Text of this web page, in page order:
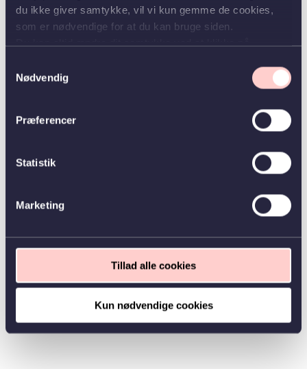
du ikke giver samtykke, vil vi kun gemme de cookies,
som er nødvendige for at du kan bruge siden.
Nødvendig
Præferencer
Statistik
Marketing
Tillad alle cookies
Kun nødvendige cookies